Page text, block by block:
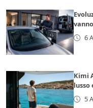
6
Kimi
lusso
5